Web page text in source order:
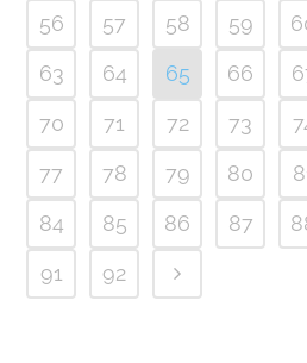
56
57 58 59
63
64 65 66
70
71 72 73
77
78 79 80
84
85 86 87
91
92